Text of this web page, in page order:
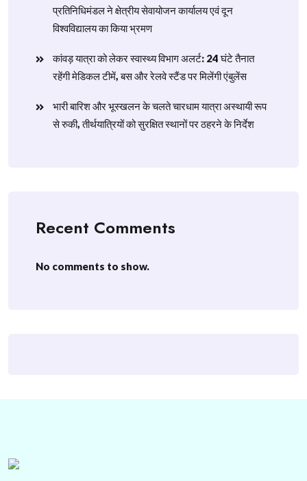
प्रतिनिधिमंडल ने क्षेत्रीय सेवायोजन कार्यालय एवं दून
विश्वविद्यालय का किया भ्रमण
​कांवड़ यात्रा को लेकर स्वास्थ्य विभाग अलर्ट: 24 घंटे तैनात
रहेंगी मेडिकल टीमें, बस और रेलवे स्टैंड पर मिलेंगी एंबुलेंस
​भारी बारिश और भूस्खलन के चलते चारधाम यात्रा अस्थायी रूप
से रुकी, तीर्थयात्रियों को सुरक्षित स्थानों पर ठहरने के निर्देश
Recent Comments
No comments to show.